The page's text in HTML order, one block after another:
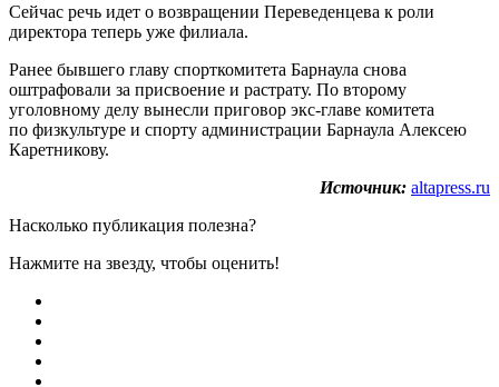
Сейчас речь идет о возвращении Переведенцева к роли
директора теперь уже филиала.
Ранее бывшего главу спорткомитета Барнаула снова
оштрафовали за присвоение и растрату. По второму
уголовному делу вынесли приговор экс-главе комитета
по физкультуре и спорту администрации Барнаула Алексею
Каретникову.
Источник: altapress.ru
Насколько публикация полезна?
Нажмите на звезду, чтобы оценить!